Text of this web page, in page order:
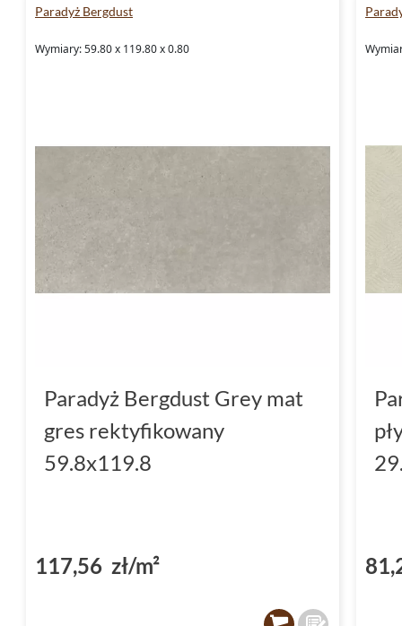
Paradyż Bergdust
Wymiary: 59.80 x 119.80 x 0.80
Paradyż Bergdust Grey mat
gres rektyfikowany
59.8x119.8
117,56 zł/m²